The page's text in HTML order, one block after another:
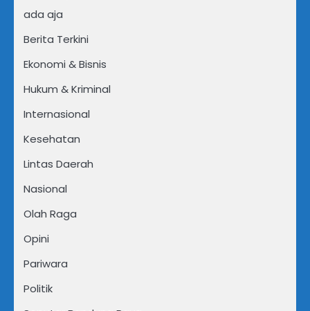
ada aja
Berita Terkini
Ekonomi & Bisnis
Hukum & Kriminal
Internasional
Kesehatan
Lintas Daerah
Nasional
Olah Raga
Opini
Pariwara
Politik